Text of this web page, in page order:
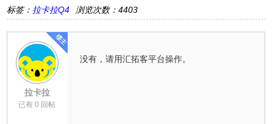
标签： 拉卡拉Q4 浏览次数：4403
拉卡拉
已有 0 回帖
没有，请用汇拓客平台操作。